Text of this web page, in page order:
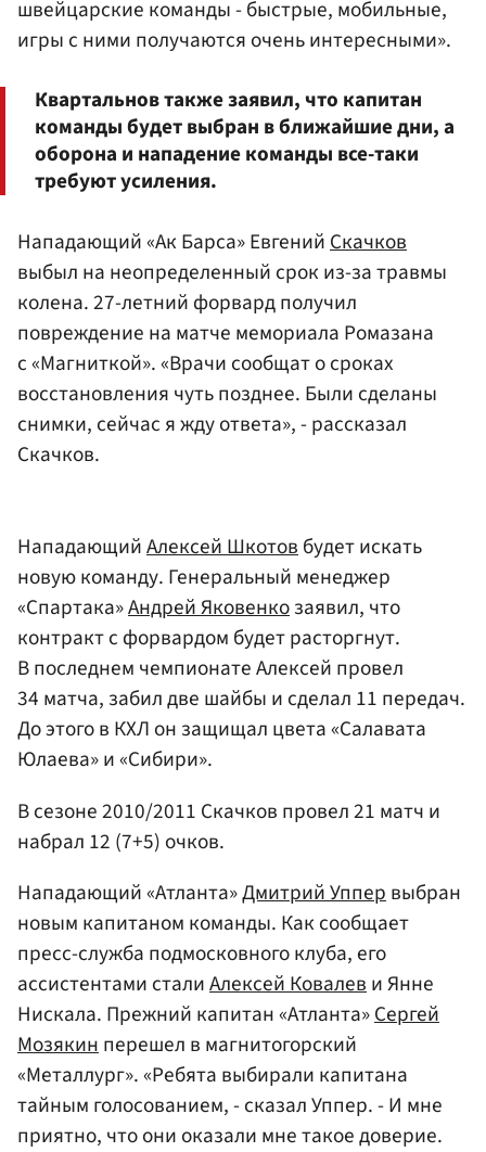
швейцарские команды - быстрые, мобильные,
игры с ними получаются очень интересными».
Квартальнов также заявил, что капитан
команды будет выбран в ближайшие дни, а
оборона и нападение команды все-таки
требуют усиления.
Нападающий «Ак Барса» ЕвгенийСкачков
выбыл на неопределенный срок из-за травмы
колена. 27-летний форвард получил
повреждение на матче мемориала Ромазана
с «Магниткой». «Врачи сообщат о сроках
восстановления чуть позднее. Были сделаны
снимки, сейчас я жду ответа», - рассказал
Скачков.
НападающийАлексей Шкотовбудет искать
новую команду. Генеральный менеджер
«Спартака»Андрей Яковенкозаявил, что
контракт с форвардом будет расторгнут.
В последнем чемпионате Алексей провел
34 матча, забил две шайбы и сделал 11 передач.
До этого в КХЛ он защищал цвета «Салавата
Юлаева» и «Сибири».
В сезоне 2010/2011 Скачков провел 21 матч и
набрал 12 (7+5) очков.
Нападающий «Атланта»Дмитрий Уппервыбран
новым капитаном команды. Как сообщает
пресс-служба подмосковного клуба, его
ассистентами сталиАлексей Ковалеви Янне
Нискала. Прежний капитан «Атланта»Сергей
Мозякинперешел в магнитогорский
«Металлург». «Ребята выбирали капитана
тайным голосованием, - сказал Уппер. - И мне
приятно, что они оказали мне такое доверие.